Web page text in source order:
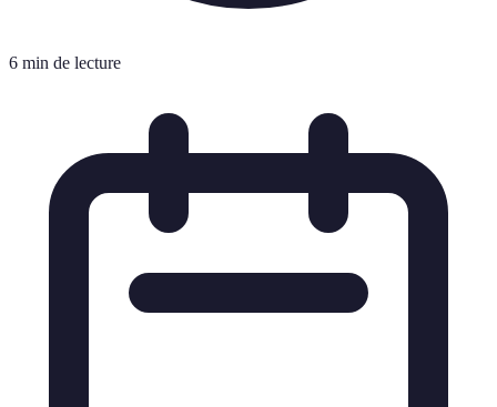
6 min de lecture